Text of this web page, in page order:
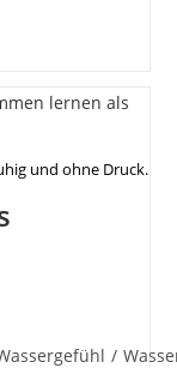
und ohne Druck.
/